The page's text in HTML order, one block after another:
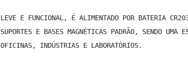
LEVE E FUNCIONAL, É ALIMENTADO POR BATERIA
SUPORTES E BASES MAGNÉTICAS PADRÃO, SENDO UMA
OFICINAS, INDÚSTRIAS E LABORATÓRIOS.